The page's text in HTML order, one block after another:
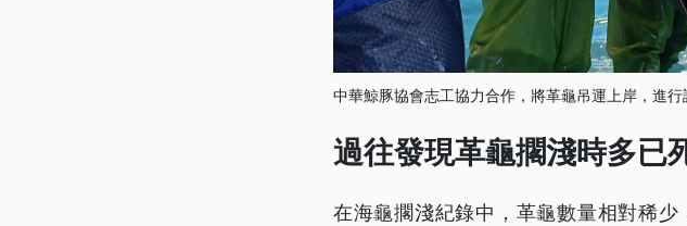
中華鯨豚協會志工協力合作，將革龜吊運上岸，進行
過往發現革龜擱淺時多已
在海龜擱淺紀錄中，革龜數量相對稀